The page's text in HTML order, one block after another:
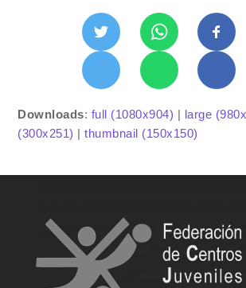
Downloads: full (1080x904) | large
(300x251) |thumbnail (150x150)